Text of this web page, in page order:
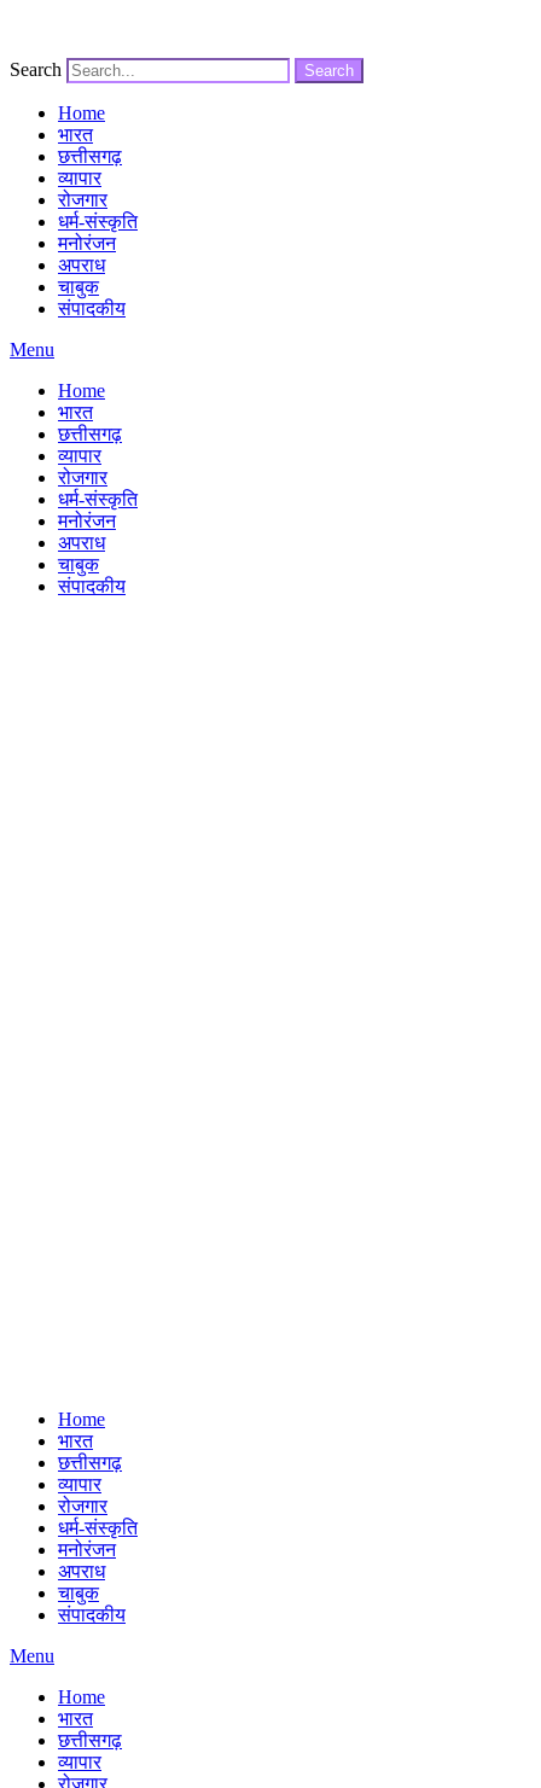
Search Search
Home
भारत
छत्तीसगढ़
व्यापार
रोजगार
धर्म-संस्कृति
मनोरंजन
अपराध
चाबुक
संपादकीय
Menu
Home
भारत
छत्तीसगढ़
व्यापार
रोजगार
धर्म-संस्कृति
मनोरंजन
अपराध
चाबुक
संपादकीय
Home
भारत
छत्तीसगढ़
व्यापार
रोजगार
धर्म-संस्कृति
मनोरंजन
अपराध
चाबुक
संपादकीय
Menu
Home
भारत
छत्तीसगढ़
व्यापार